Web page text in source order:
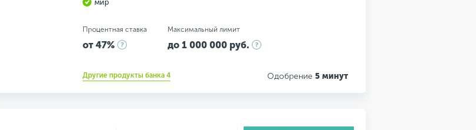
мир
Процентная ставка
от 47%
Максимальный лимит
до 1 000 000 руб.
Другие продукты банка 4 Одобрение 5 минут